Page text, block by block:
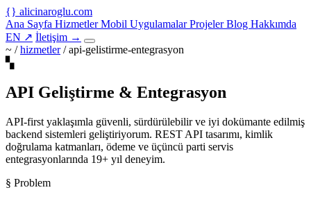
{} alicinaroglu.com
Ana Sayfa HizmetlerMobil UygulamalarProjelerBlog Hakkımda
EN ↗ İletişim →
~ /hizmetler/api-gelistirme-entegrasyon
▚
API Geliştirme & Entegrasyon
API-first yaklaşımla güvenli, sürdürülebilir ve iyi dokümante edilmiş
backend sistemleri geliştiriyorum. REST API tasarımı, kimlik
doğrulama katmanları, ödeme ve üçüncü parti servis
entegrasyonlarında 19+ yıl deneyim.
§ Problem